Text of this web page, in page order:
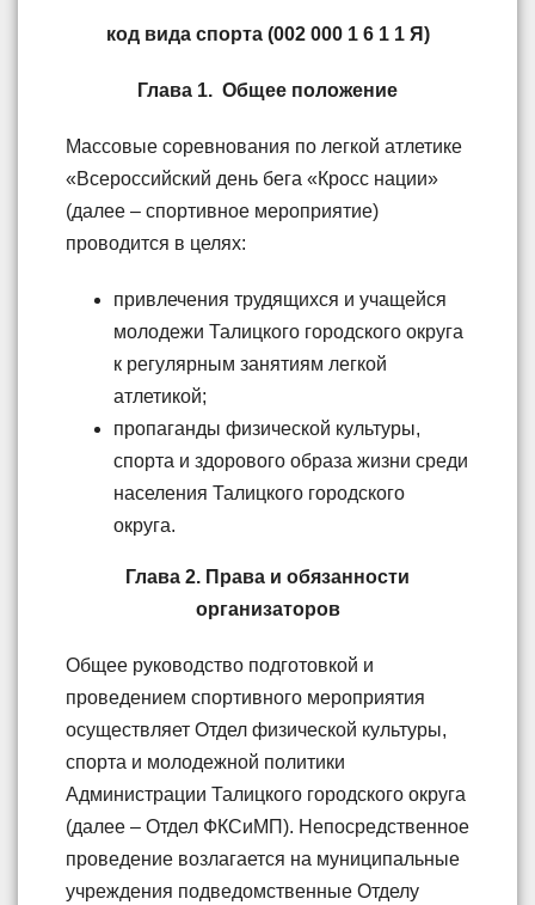
код вида спорта (002 000 1 6 1 1 Я)
Глава 1. Общее положение
Массовые соревнования по легкой атлетике
«Всероссийский день бега «Кросс нации»
(далее – спортивное мероприятие)
проводится в целях:
привлечения трудящихся и учащейся
молодежи Талицкого городского округа
к регулярным занятиям легкой
атлетикой;
пропаганды физической культуры,
спорта и здорового образа жизни среди
населения Талицкого городского
округа.
Глава 2. Права и обязанности
организаторов
Общее руководство подготовкой и
проведением спортивного мероприятия
осуществляет Отдел физической культуры,
спорта и молодежной политики
Администрации Талицкого городского округа
(далее – Отдел ФКСиМП). Непосредственное
проведение возлагается на муниципальные
учреждения подведомственные Отделу